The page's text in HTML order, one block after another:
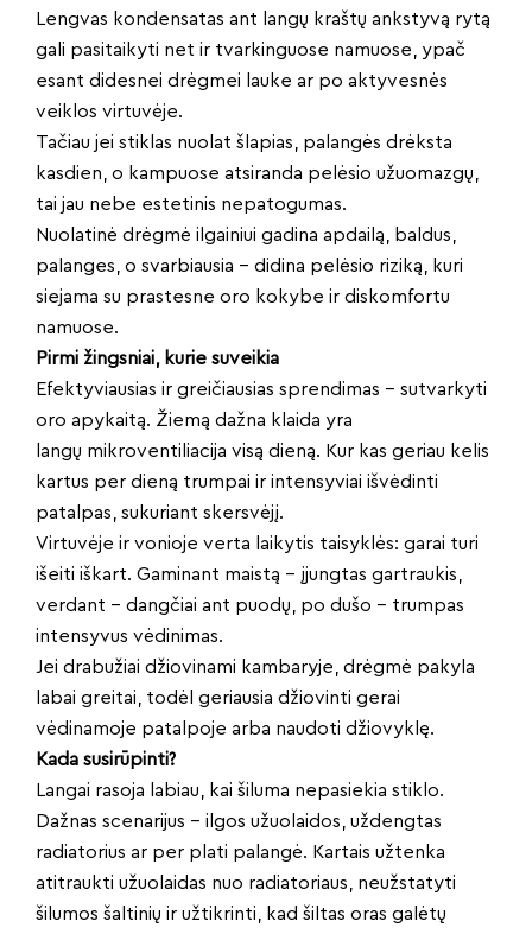
Lengvas kondensatas ant langų kraštų ankstyvą rytą
gali pasitaikyti net ir tvarkinguose namuose, ypač
esant didesnei drėgmei lauke ar po aktyvesnės
veiklos virtuvėje.
Tačiau jei stiklas nuolat šlapias, palangės drėksta
kasdien, o kampuose atsiranda pelėsio užuomazgų,
tai jau nebe estetinis nepatogumas.
Nuolatinė drėgmė ilgainiui gadina apdailą, baldus,
palanges, o svarbiausia – didina pelėsio riziką, kuri
siejama su prastesne oro kokybe ir diskomfortu
namuose.
Pirmi žingsniai, kurie suveikia
Efektyviausias ir greičiausias sprendimas – sutvarkyti
oro apykaitą. Žiemą dažna klaida yra
langų mikroventiliacija visą dieną. Kur kas geriau kelis
kartus per dieną trumpai ir intensyviai išvėdinti
patalpas, sukuriant skersvėjį.
Virtuvėje ir vonioje verta laikytis taisyklės: garai turi
išeiti iškart. Gaminant maistą – įjungtas gartraukis,
verdant – dangčiai ant puodų, po dušo – trumpas
intensyvus vėdinimas.
Jei drabužiai džiovinami kambaryje, drėgmė pakyla
labai greitai, todėl geriausia džiovinti gerai
vėdinamoje patalpoje arba naudoti džiovyklę.
Kada susirūpinti?
Langai rasoja labiau, kai šiluma nepasiekia stiklo.
Dažnas scenarijus – ilgos užuolaidos, uždengtas
radiatorius ar per plati palangė. Kartais užtenka
atitraukti užuolaidas nuo radiatoriaus, neužstatyti
šilumos šaltinių ir užtikrinti, kad šiltas oras galėtų